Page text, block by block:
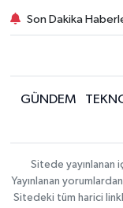
Son Dakika
GÜNDEM
Sitede yayınlanan
Yayınlanan
Sitedeki tüm harici